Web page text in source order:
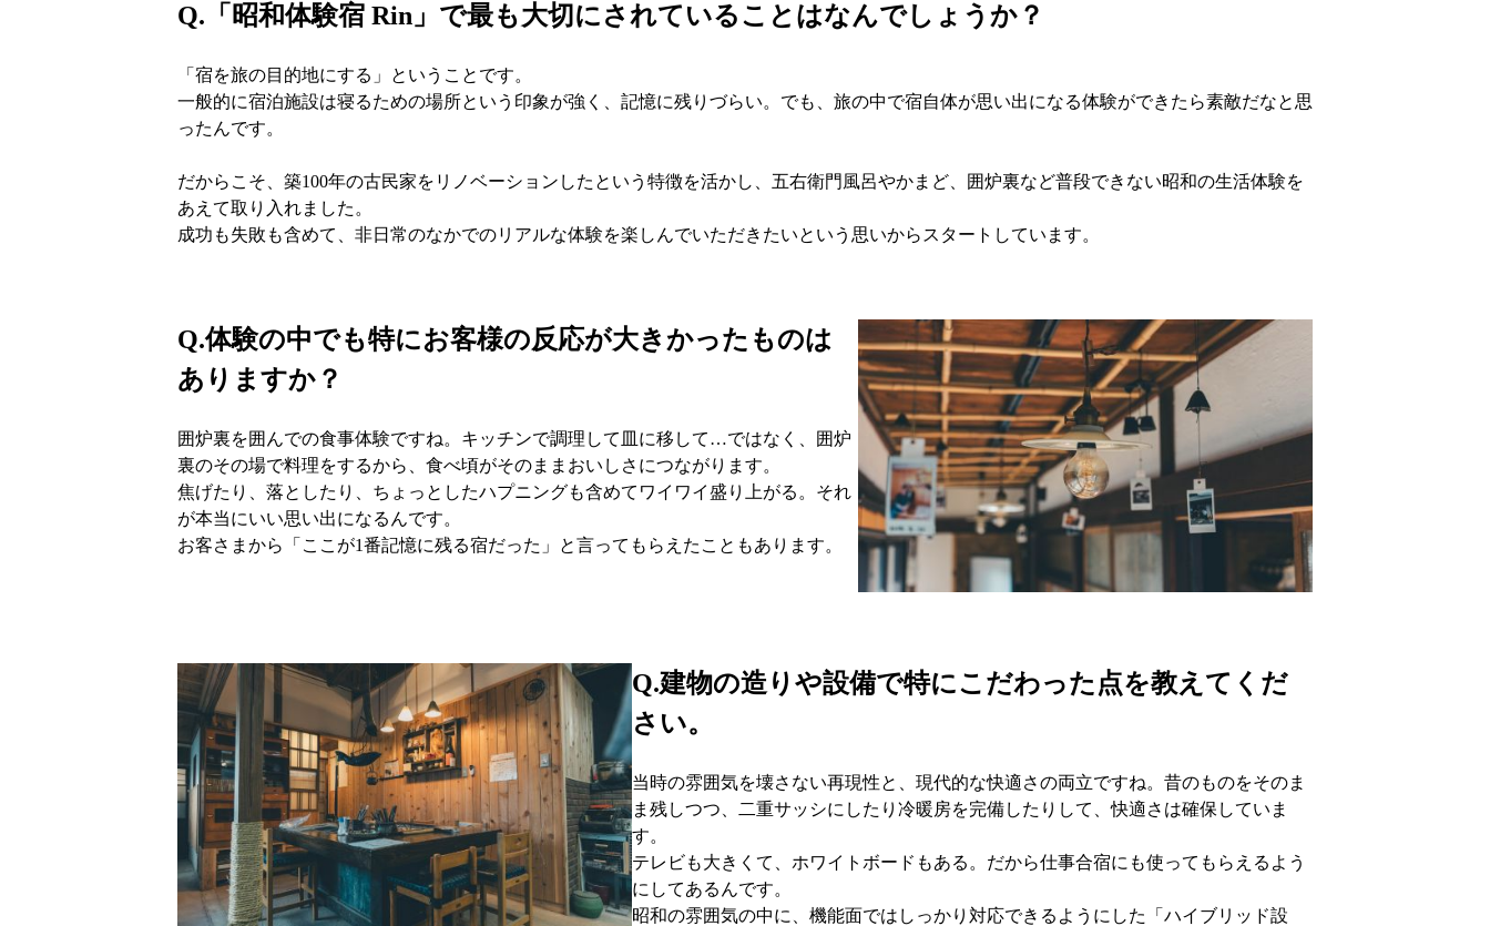
Q. 「昭和体験宿 Rin」で最も大切にされていることはなんでしょうか？
「宿を旅の目的地にする」ということです。
一般的に宿泊施設は寝るための場所という印象が強く、記憶に残りづらい。でも、旅の中で宿自体が思い出になる体験ができたら素敵だなと思
ったんです。
だからこそ、築100年の古民家をリノベーションしたという特徴を活かし、五右衛門風呂やかまど、囲炉裏など普段できない昭和の生活体験を
あえて取り入れました。
成功も失敗も含めて、非日常のなかでのリアルな体験を楽しんでいただきたいという思いからスタートしています。
Q.体験の中でも特にお客様の反応が大きかったものは
ありますか？
囲炉裏を囲んでの食事体験ですね。キッチンで調理して皿に移して…ではなく、囲炉
裏のその場で料理をするから、食べ頃がそのままおいしさにつながります。
焦げたり、落としたり、ちょっとしたハプニングも含めてワイワイ盛り上がる。それ
が本当にいい思い出になるんです。
お客さまから「ここが1番記憶に残る宿だった」と言ってもらえたこともあります。
Q.建物の造りや設備で特にこだわった点を教えてくだ
さい。
当時の雰囲気を壊さない再現性と、現代的な快適さの両立ですね。昔のものをそのま
ま残しつつ、二重サッシにしたり冷暖房を完備したりして、快適さは確保していま
す。
テレビも大きくて、ホワイトボードもある。だから仕事合宿にも使ってもらえるよう
にしてあるんです。
昭和の雰囲気の中に、機能面ではしっかり対応できるようにした「ハイブリッド設